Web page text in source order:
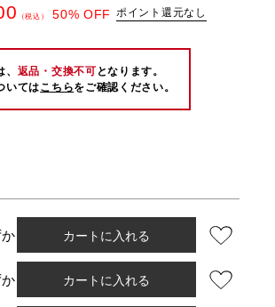
（税込） 50% OFF ポイント還元なし
返品・交換不可 となります。
いてはこちらをご確認ください。
カートに入れる
カートに入れる